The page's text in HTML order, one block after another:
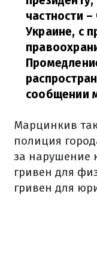
частности
Украине, с
сообщении
Марцинкив
полиция
за нарушение
гривен для
гривен для